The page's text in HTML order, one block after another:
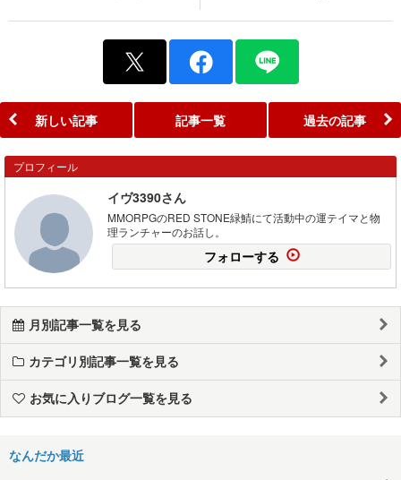
新しい記事 記事一覧 過去の記事
プロフィール
イヴ3390さん
MMORPGのRED STONE緑鯖にて活動中の運テイマと物
理ランチャーのお話し。
フォローする
月別記事一覧を見る
カテゴリ別記事一覧を見る
お気に入りブログ一覧を見る
なんだか最近